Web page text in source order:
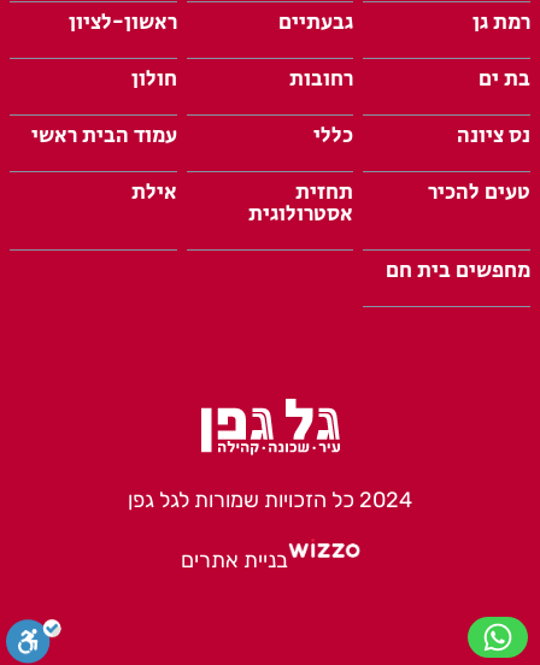
רמת גן
גבעתיים
ראשון-לציון
בת ים
רחובות
חולון
נס ציונה
כללי
עמוד הבית ראשי
טעים להכיר
תחזית
אסטרולוגית
אילת
מחפשים בית חם
2024 כל הזכויות שמורות לגל גפן
בניית אתרים